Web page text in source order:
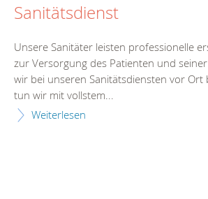
Sanitätsdienst
Unsere Sanitäter leisten professionelle
zur Versorgung des Patienten und
wir bei unseren Sanitätsdiensten vor Ort
tun wir mit vollstem...
Weiterlesen